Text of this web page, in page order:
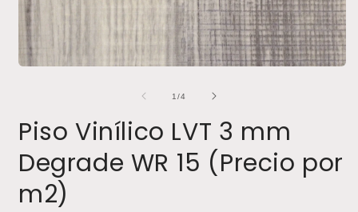
una
ventana
modal
1/de4
Piso Vinílico LVT 3 mm
Degrade WR 15 (Precio por
m2)